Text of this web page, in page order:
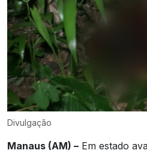
Divulgação
Manaus (AM) – Em estado